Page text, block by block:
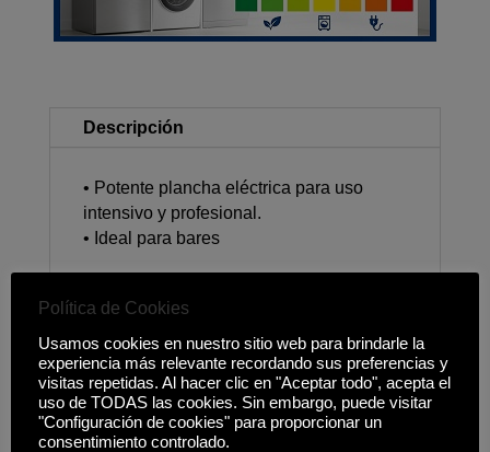
Descripción
• Potente plancha eléctrica para uso
intensivo y profesional.
• Ideal para bares
Productos relacionados
Política de Cookies
Usamos cookies en nuestro sitio web para brindarle la
experiencia más relevante recordando sus preferencias y
visitas repetidas. Al hacer clic en "Aceptar todo", acepta el
uso de TODAS las cookies. Sin embargo, puede visitar
"Configuración de cookies" para proporcionar un
consentimiento controlado.